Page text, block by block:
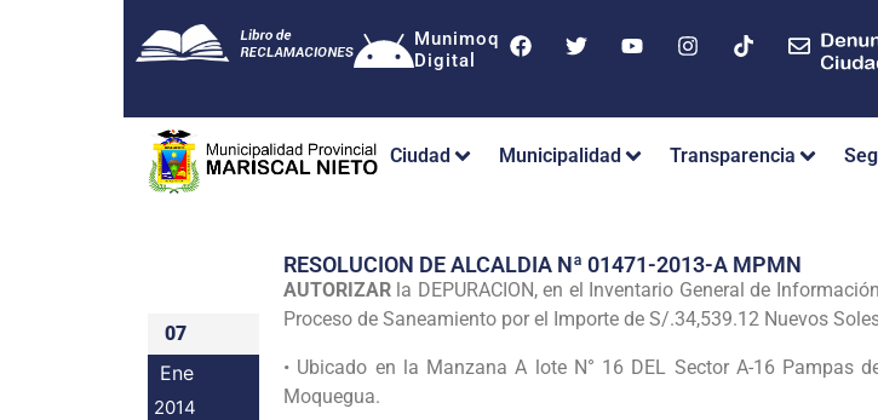
Munimoq
Digital
Ciudad Municipalidad Transparencia
07
Ene
2014
RESOLUCION DE ALCALDIA Nª 01471-2013-A MPMN
AUTORIZAR la DEPURACION, en el Inventario General de
Proceso de Saneamiento por el Importe de S/.34,539.12 Nuevos
• Ubicado en la Manzana A lote N° 16 DEL Sector A-16 Pampas
Moquegua.